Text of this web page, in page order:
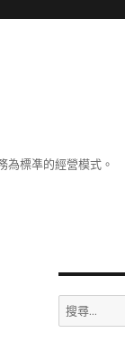
為標凖的經營模式。
搜
尋